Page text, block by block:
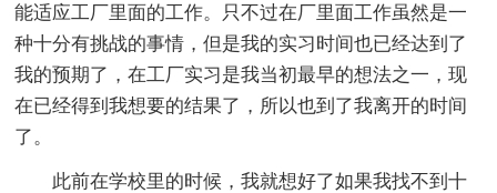
能适应工厂里面的工作。只不过在厂里面工作虽然是一
种十分有挑战的事情，但是我的实习时间也已经达到了
我的预期了，在工厂实习是我当初最早的想法之一，现
在已经得到我想要的结果了，所以也到了我离开的时间
了。
此前在学校里的时候，我就想好了如果我找不到十